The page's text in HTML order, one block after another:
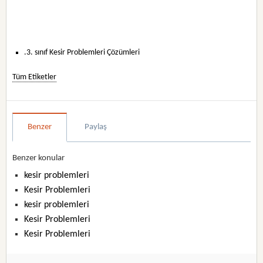
.3. sınıf Kesir Problemleri Çözümleri
Tüm Etiketler
Benzer Paylaş
Benzer konular
kesir problemleri
Kesir Problemleri
kesir problemleri
Kesir Problemleri
Kesir Problemleri